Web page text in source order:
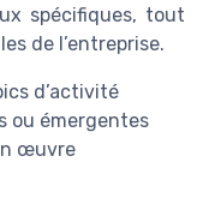
spécifiques, tout
de l’entreprise.
d’activité
ou émergentes
œuvre